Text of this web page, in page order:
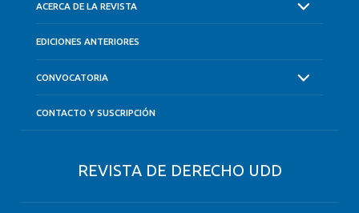
ACERCA DE LA REVISTA
EDICIONES ANTERIORES
CONVOCATORIA
CONTACTO Y SUSCRIPCIÓN
REVISTA DE DERECHO UDD